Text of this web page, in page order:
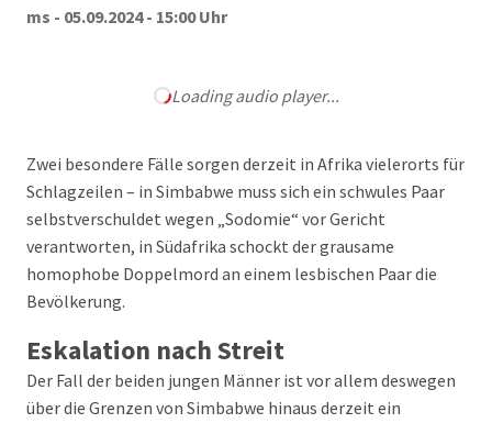
ms - 05.09.2024 - 15:00 Uhr
Loading audio player...
Zwei besondere Fälle sorgen derzeit in Afrika vielerorts für
Schlagzeilen – in Simbabwe muss sich ein schwules Paar
selbstverschuldet wegen „Sodomie“ vor Gericht
verantworten, in Südafrika schockt der grausame
homophobe Doppelmord an einem lesbischen Paar die
Bevölkerung.
Eskalation nach Streit
Der Fall der beiden jungen Männer ist vor allem deswegen
über die Grenzen von Simbabwe hinaus derzeit ein